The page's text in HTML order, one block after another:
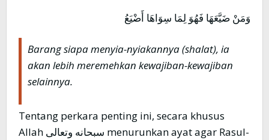
وَمَنْ ضَيَّعَهَا فَهُوَ لِمَا سِوَاهَا أَضْيَعُ
Barang siapa menyia-nyiakannya (shalat), ia
akan lebih meremehkan kewajiban-kewajiban
selainnya.
Tentang perkara penting ini, secara khusus
Allah سبحانه وتعالى menurunkan ayat agar Rasul-